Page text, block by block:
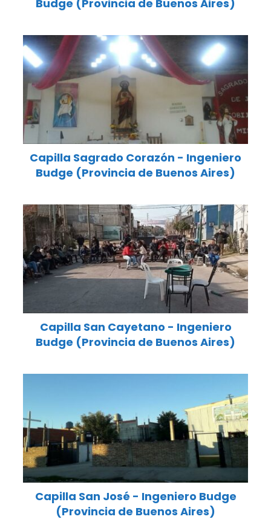
Budge (Provincia de Buenos Aires)
Capilla Sagrado Corazón - Ingeniero
Budge (Provincia de Buenos Aires)
Capilla San Cayetano - Ingeniero
Budge (Provincia de Buenos Aires)
Capilla San José - Ingeniero Budge
(Provincia de Buenos Aires)